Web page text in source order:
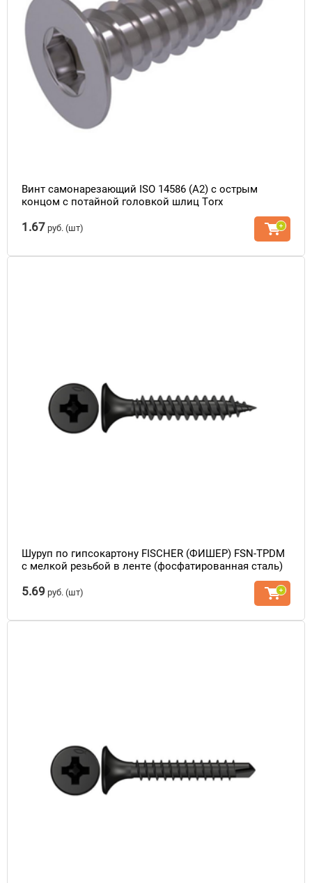
Винт самонарезающий ISO 14586 (A2) с острым
концом с потайной головкой шлиц Torx
1.67 руб. (шт)
Шуруп по гипсокартону FISCHER (ФИШЕР) FSN-TPDM
с мелкой резьбой в ленте (фосфатированная сталь)
5.69 руб. (шт)